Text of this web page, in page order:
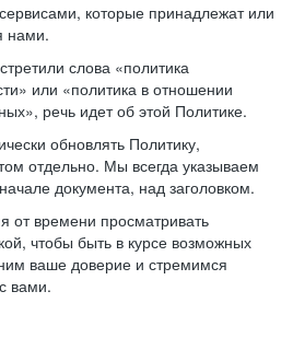
которые принадлежат или
нами.
слова «политика
или «политика в отношении
речь идет об этой Политике.
обновлять Политику,
отдельно. Мы всегда указываем
документа, над заголовком.
от времени просматривать
чтобы быть в курсе возможных
ваше доверие и стремимся
вами.